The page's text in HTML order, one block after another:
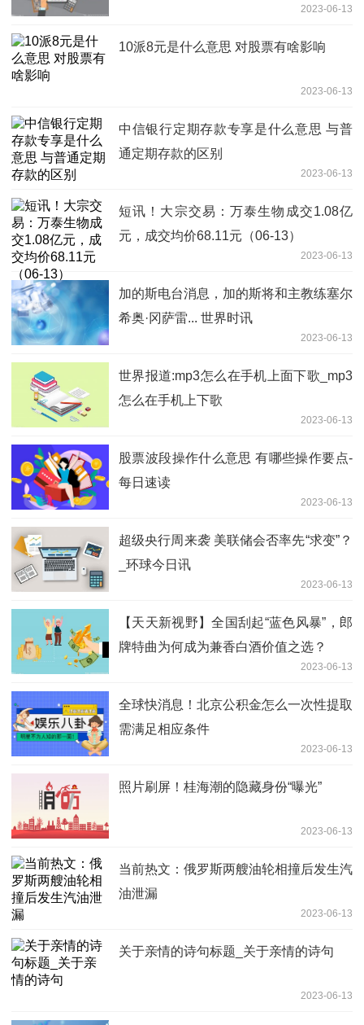
2023-06-13
10派8元是什么意思 对股票有啥影响
2023-06-13
中信银行定期存款专享是什么意思 与普
通定期存款的区别
2023-06-13
短讯！大宗交易：万泰生物成交1.08亿
元，成交均价68.11元（06-13）
2023-06-13
加的斯电台消息，加的斯将和主教练塞尔
希奥·冈萨雷... 世界时讯
2023-06-13
世界报道:mp3怎么在手机上面下歌_mp3
怎么在手机上下歌
2023-06-13
股票波段操作什么意思 有哪些操作要点-
每日速读
2023-06-13
超级央行周来袭 美联储会否率先“求变”？
_环球今日讯
2023-06-13
【天天新视野】全国刮起“蓝色风暴”，郎
牌特曲为何成为兼香白酒价值之选？
2023-06-13
全球快消息！北京公积金怎么一次性提取
需满足相应条件
2023-06-13
照片刷屏！桂海潮的隐藏身份“曝光”
2023-06-13
当前热文：俄罗斯两艘油轮相撞后发生汽
油泄漏
2023-06-13
关于亲情的诗句标题_关于亲情的诗句
2023-06-13